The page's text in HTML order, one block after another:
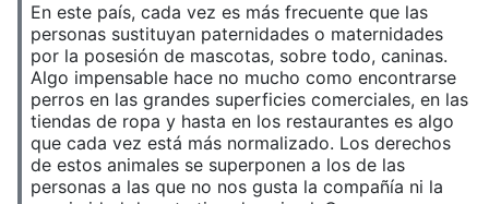
En este país, cada vez es más frecuente que las
personas sustituyan paternidades o maternidades
por la posesión de mascotas, sobre todo, caninas.
Algo impensable hace no mucho como encontrarse
perros en las grandes superficies comerciales, en las
tiendas de ropa y hasta en los restaurantes es algo
que cada vez está más normalizado. Los derechos
de estos animales se superponen a los de las
personas a las que no nos gusta la compañía ni la